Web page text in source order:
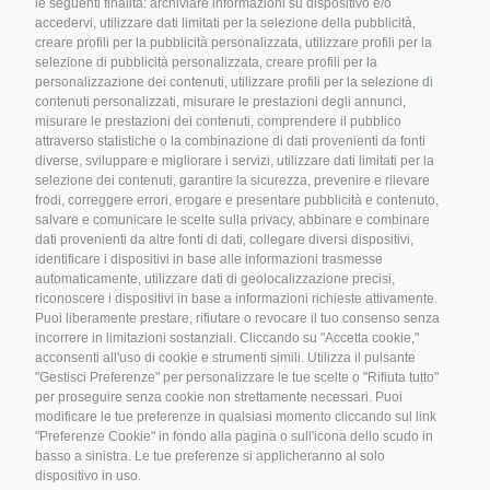
le seguenti finalità: archiviare informazioni su dispositivo e/o
accedervi, utilizzare dati limitati per la selezione della pubblicità,
creare profili per la pubblicità personalizzata, utilizzare profili per la
selezione di pubblicità personalizzata, creare profili per la
personalizzazione dei contenuti, utilizzare profili per la selezione di
contenuti personalizzati, misurare le prestazioni degli annunci,
misurare le prestazioni dei contenuti, comprendere il pubblico
attraverso statistiche o la combinazione di dati provenienti da fonti
diverse, sviluppare e migliorare i servizi, utilizzare dati limitati per la
selezione dei contenuti, garantire la sicurezza, prevenire e rilevare
frodi, correggere errori, erogare e presentare pubblicità e contenuto,
salvare e comunicare le scelte sulla privacy, abbinare e combinare
dati provenienti da altre fonti di dati, collegare diversi dispositivi,
identificare i dispositivi in base alle informazioni trasmesse
automaticamente, utilizzare dati di geolocalizzazione precisi,
riconoscere i dispositivi in base a informazioni richieste attivamente.
Puoi liberamente prestare, rifiutare o revocare il tuo consenso senza
incorrere in limitazioni sostanziali. Cliccando su "Accetta cookie,"
acconsenti all'uso di cookie e strumenti simili. Utilizza il pulsante
"Gestisci Preferenze" per personalizzare le tue scelte o "Rifiuta tutto"
per proseguire senza cookie non strettamente necessari. Puoi
modificare le tue preferenze in qualsiasi momento cliccando sul link
"Preferenze Cookie" in fondo alla pagina o sull'icona dello scudo in
basso a sinistra. Le tue preferenze si applicheranno al solo
dispositivo in uso.
Ricette
Albicocche marinate in gelatina
Ricette
Lo tzatziki: dalla Grecia una ricetta
dalle origini remote
Nome *
Email*